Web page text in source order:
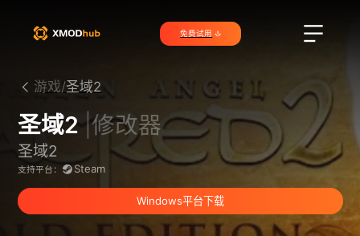
免费试用
游戏/圣域2
圣域2 |修改器
圣域2
支持平台： Steam
Windows平台下载